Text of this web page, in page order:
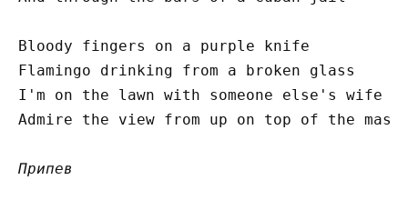
Bloody fingers on a purple knife
Flamingo drinking from a broken glass
I'm on the lawn with someone else's wife
Admire the view from up on top of the mast
Припев